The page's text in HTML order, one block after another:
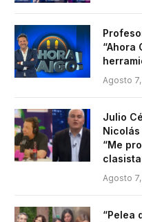
“Ahora
Agosto
Julio
Nicolás
“Me
Agosto
“Pelea